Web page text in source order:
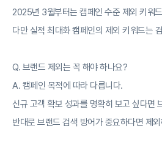
2025년 3월부터는 캠페인 수준 제외 키워
다만 실적 최대화 캠페인의 제외 키워드는
Q. 브랜드 제외는 꼭 해야 하나요?
A. 캠페인 목적에 따라 다릅니다.
신규 고객 확보 성과를 명확히 보고 싶다면
반대로 브랜드 검색 방어가 중요하다면 제